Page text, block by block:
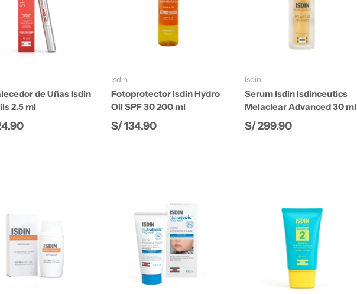
de Uñas Isdin
2.5 ml
normal
Añadir al carrito
Isdin
Fotoprotector Isdin Hydro
Oil SPF 30 200 ml
Precio normal
S/ 134.90
Isdin
Serum Isdin Isdinceutics
Melaclear Advanced 30 ml
Precio normal
S/ 299.90
Añadir al carrito Añadir al carrito